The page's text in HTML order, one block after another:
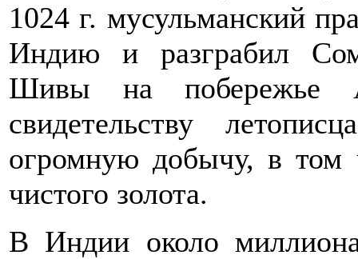
1024 г. мусульманский
Индию и разграбил
Шивы на побережье
свидетельству
огромную добычу, в том
чистого золота.
В Индии около